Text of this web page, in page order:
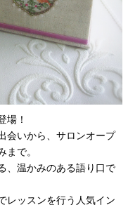
場！
会いから、サロンオープ
まで。
、温かみのある語り口で
レッスンを行う人気イン